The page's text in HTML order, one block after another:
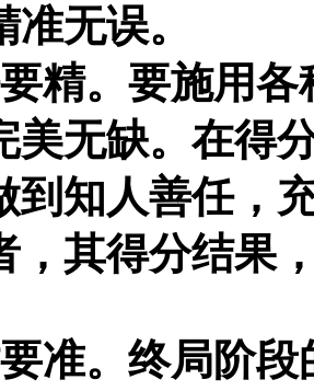
无误。
精。要施用
美无缺。在得
到知人善任，
，其得分结
准。终局阶